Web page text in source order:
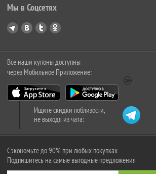
Мы в Соцсетях
Все наши купоны доступны
через Мобильное Приложение:
Ищите скидки поблизости,
не выходя из чата:
Сэкономьте до 90% при любых покупках
Подпишитесь на самые выгодные предложения